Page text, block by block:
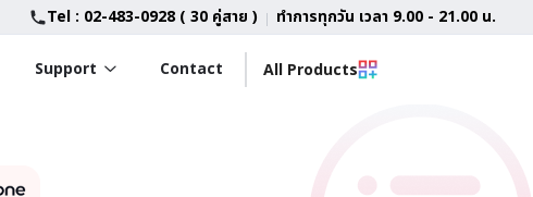
Tel : 02-483-0928 ( 30 คู่สาย ) ทำการทุกวัน เวลา 9.00 - 21.00 น.
Support Contact All Products